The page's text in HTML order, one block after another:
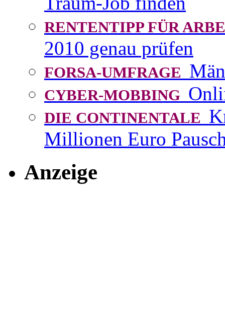
RENTENTIPP FÜR
2010 genau prüfen
FORSA-UMFRAGE
CYBER-MOBBING
DIE CONTINENTALE
Millionen Euro
Anzeige